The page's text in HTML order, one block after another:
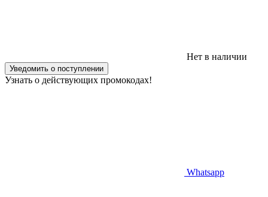
Нет в наличии
Уведомить о поступлении
Узнать о действующих промокодах!
Whatsapp